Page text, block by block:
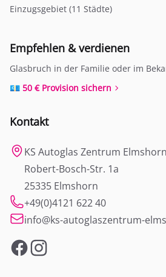
Einzugsgebiet (11 Städte)
Empfehlen & verdienen
Glasbruch in der Familie oder im
💶 50 € Provision sichern
Kontakt
KS Autoglas Zentrum Elmshorn
Robert-Bosch-Str. 1a
25335 Elmshorn
+49(0)4121 622 40
info@ks-autoglaszentrum-
FacebookInstagram